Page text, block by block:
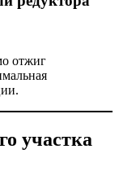
отжиг
участка